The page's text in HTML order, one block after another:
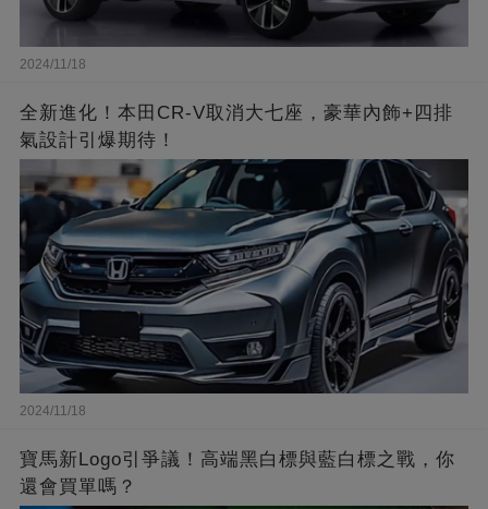
2024/11/18
全新進化！本田CR-V取消大七座，豪華內飾+四排
氣設計引爆期待！
2024/11/18
寶馬新Logo引爭議！高端黑白標與藍白標之戰，你
還會買單嗎？